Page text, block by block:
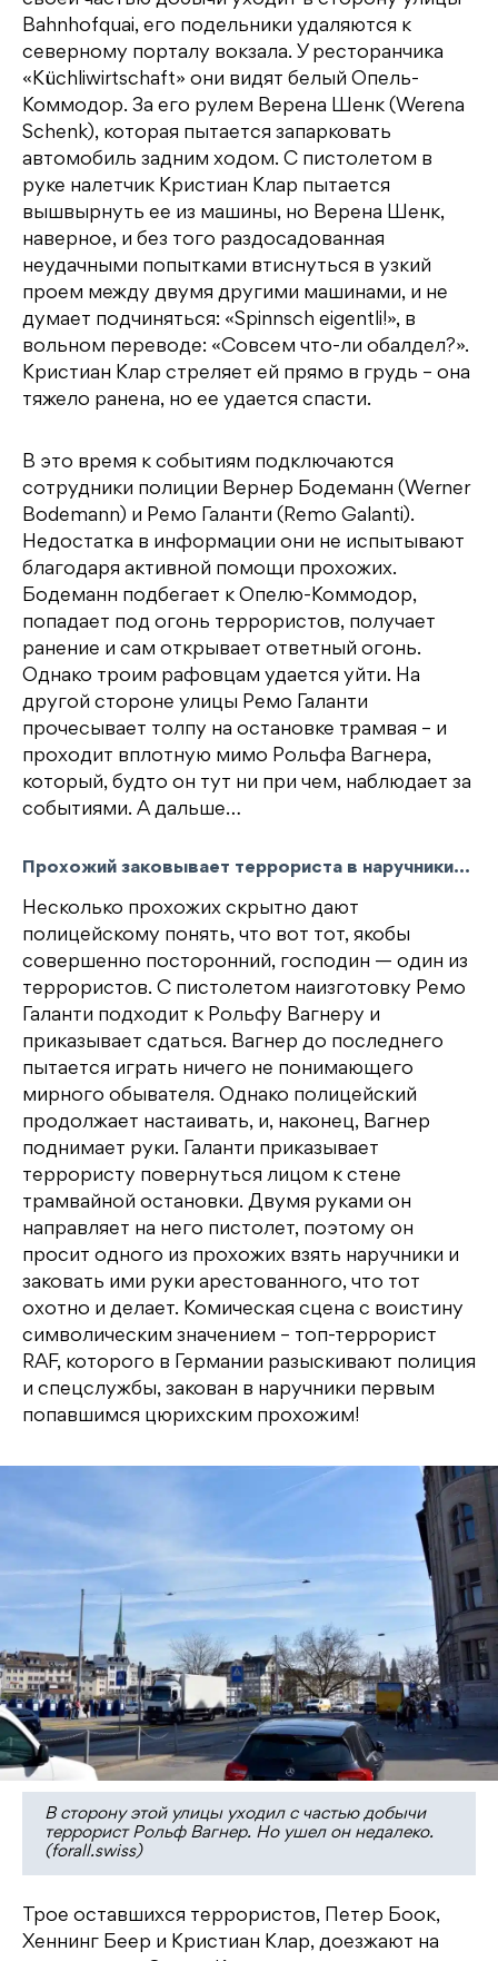
Bahnhofquai, его подельники удаляются к
северному порталу вокзала. У ресторанчика
«Küchliwirtschaft» они видят белый Опель-
Коммодор. За его рулем Верена Шенк (Werena
Schenk), которая пытается запарковать
автомобиль задним ходом. С пистолетом в
руке налетчик Кристиан Клар пытается
вышвырнуть ее из машины, но Верена Шенк,
наверное, и без того раздосадованная
неудачными попытками втиснуться в узкий
проем между двумя другими машинами, и не
думает подчиняться: «Spinnsch eigentli!», в
вольном переводе: «Совсем что-ли обалдел?».
Кристиан Клар стреляет ей прямо в грудь – она
тяжело ранена, но ее удается спасти.
В это время к событиям подключаются
сотрудники полиции Вернер Бодеманн (Werner
Bodemann) и Ремо Галанти (Remo Galanti).
Недостатка в информации они не испытывают
благодаря активной помощи прохожих.
Бодеманн подбегает к Опелю-Коммодор,
попадает под огонь террористов, получает
ранение и сам открывает ответный огонь.
Однако троим рафовцам удается уйти. На
другой стороне улицы Ремо Галанти
прочесывает толпу на остановке трамвая – и
проходит вплотную мимо Рольфа Вагнера,
который, будто он тут ни при чем, наблюдает за
событиями. А дальше…
Прохожий заковывает террориста в наручники…
Несколько прохожих скрытно дают
полицейскому понять, что вот тот, якобы
совершенно посторонний, господин — один из
террористов. С пистолетом наизготовку Ремо
Галанти подходит к Рольфу Вагнеру и
приказывает сдаться. Вагнер до последнего
пытается играть ничего не понимающего
мирного обывателя. Однако полицейский
продолжает настаивать, и, наконец, Вагнер
поднимает руки. Галанти приказывает
террористу повернуться лицом к стене
трамвайной остановки. Двумя руками он
направляет на него пистолет, поэтому он
просит одного из прохожих взять наручники и
заковать ими руки арестованного, что тот
охотно и делает. Комическая сцена с воистину
символическим значением – топ-террорист
RAF, которого в Германии разыскивают полиция
и спецслужбы, закован в наручники первым
попавшимся цюрихским прохожим!
В сторону этой улицы уходил с частью добычи
террорист Рольф Вагнер. Но ушел он недалеко.
(forall.swiss)
Трое оставшихся террористов, Петер Боок,
Хеннинг Беер и Кристиан Клар, доезжают на